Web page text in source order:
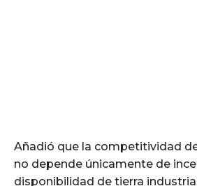
Añadió que la competitividad
no depende únicamente de
disponibilidad de tierra